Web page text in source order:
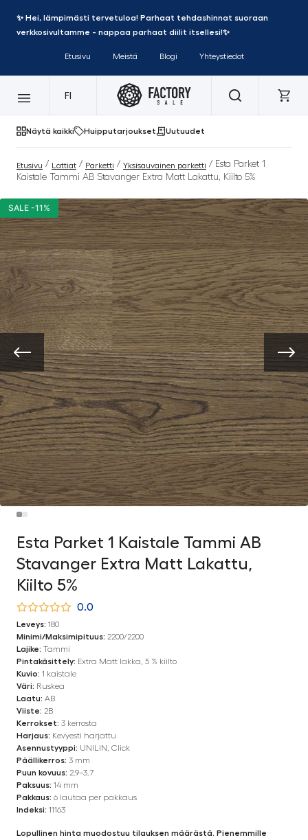
✨ Hei, lämpimästi tervetuloa! Parhaat tehdashinnat suoraan
verkkosivultamme - nappaa parhaat diilit itsellesi!✨
Etusivu Meistä Blogi Yhteystiedot
FI
Näytä kaikki Huipputarjoukset Uutuudet
Etusivu / Lattiat / Parketti / Yksisauvainen parketti / Esta Parket 1
Kaistale Tammi AB Stavanger Extra Matt Lakattu, Kiilto 5%
SALE -11%
Esta Parket 1 Kaistale Tammi AB
Stavanger Extra Matt Lakattu,
Kiilto 5%
0.0
Leveys: 180
Minimi/Maksimipituus: 2200/2200
Lajike: Tammi
Pintakäsittely: Extra Matt lakka, 5 % kiilto
Kuvio: 1 kaistale
Väri: Ruskea
Laatu: AB
Viiste: 2B
Kerrokset: 3 kerrosta
Harjaus: Kevyesti harjattu
Asennustyyppi: UNILIN, Click
Päällikerros: 3 mm
Puun kovuus: 2.9–3.7
Paksuus: 14 mm
Pakkaus: 6 lautaa per pakkaus
Indeksi: 11163
Lopullinen hinta muodostuu tilauksen määrästä. Pienemmille